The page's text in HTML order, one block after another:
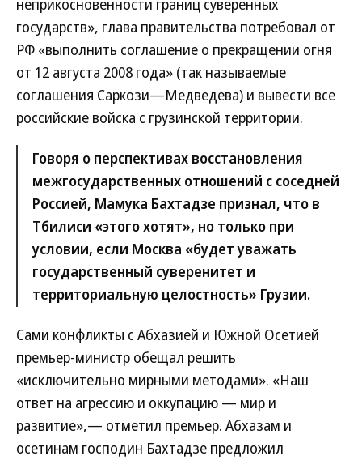
неприкосновенности границ суверенных
государств», глава правительства потребовал от
РФ «выполнить соглашение о прекращении огня
от 12 августа 2008 года» (так называемые
соглашения Саркози—Медведева) и вывести все
российские войска с грузинской территории.
Говоря о перспективах восстановления
межгосударственных отношений с соседней
Россией, Мамука Бахтадзе признал, что в
Тбилиси «этого хотят», но только при
условии, если Москва «будет уважать
государственный суверенитет и
территориальную целостность» Грузии.
Сами конфликты с Абхазией и Южной Осетией
премьер-министр обещал решить
«исключительно мирными методами». «Наш
ответ на агрессию и оккупацию — мир и
развитие»,— отметил премьер. Абхазам и
осетинам господин Бахтадзе предложил